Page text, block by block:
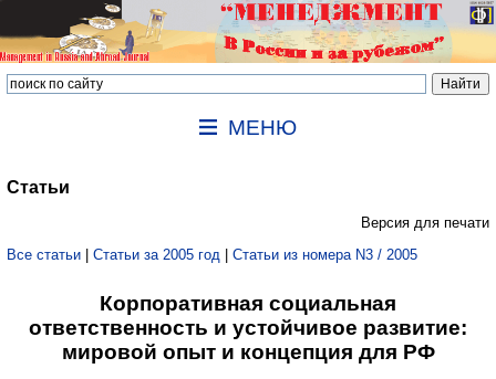
МЕНЮ
Статьи
Версия для печати
Все статьи | Статьи за 2005 год | Статьи из номера N3 / 2005
Корпоративная социальная
ответственность и устойчивое развитие:
мировой опыт и концепция для РФ